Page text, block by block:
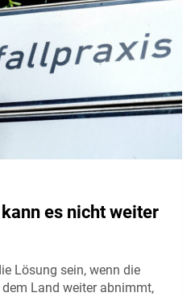
es nicht weiter
Lösung sein, wenn die
Land weiter abnimmt,